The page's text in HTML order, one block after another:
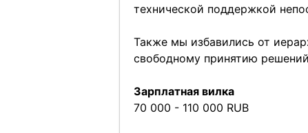
технической поддержкой
Также мы избавились от
свободному принятию
Зарплатная вилка
70 000 - 110 000 RUB